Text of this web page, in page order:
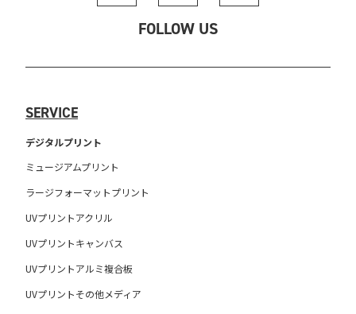
FOLLOW US
SERVICE
デジタルプリント
ミュージアムプリント
ラージフォーマットプリント
UVプリントアクリル
UVプリントキャンバス
UVプリントアルミ複合板
UVプリントその他メディア